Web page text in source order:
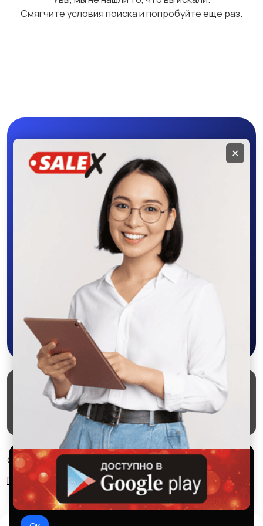
Смягчите условия поиска и попробуйте еще раз.
Мобильное
приложение
Скачайте приложение в Google Play –
крутите колесо фортуны, выигрывайте
бонусы, удобно ищите и размещайте
объявления - все это в нашем мобильном
приложении SALEX!
Скачать в Google Play
Маркеты Блог
О проекте
Служба поддержки
Удаление аккаунта
Партнерка
© 2026 SALEX МАРКЕТ
Правила сервиса
Конфиденциальность
Используем куки и рекомендательные
технологии
Это чтобы сайт работал лучше. Оставаясь с нами, вы
соглашаетесь на использование файлов куки.
✕